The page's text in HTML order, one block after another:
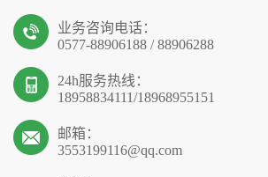
业务咨询电话：
0577-88906188 / 88906288
24h服务热线：
18958834111/18968955151
邮箱：
3553199116@qq.com